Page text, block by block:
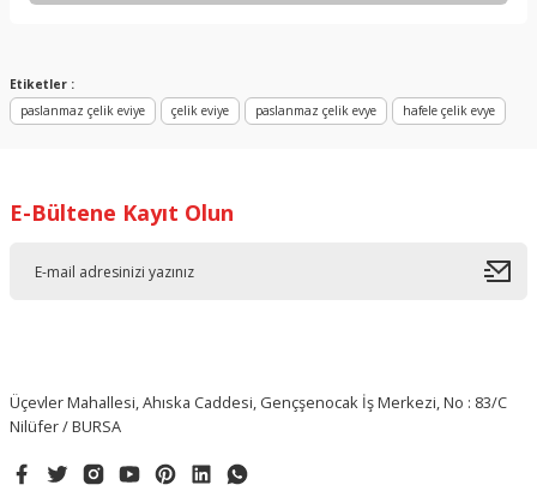
Etiketler :
paslanmaz çelik eviye
çelik eviye paslanmaz çelik evye hafele çelik evye
E-Bültene Kayıt Olun
Üçevler Mahallesi, Ahıska Caddesi, Gençşenocak İş Merkezi, No : 83/C
Nilüfer / BURSA